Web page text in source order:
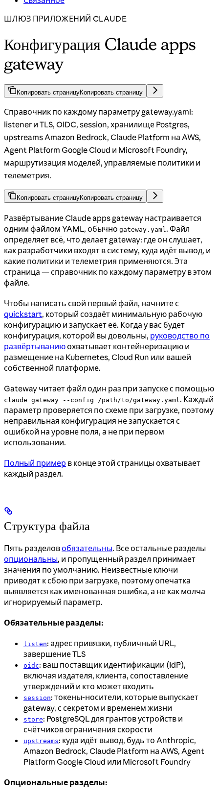
ШЛЮЗ ПРИЛОЖЕНИЙ CLAUDE
Конфигурация Claude apps
gateway
Копировать страницуКопировать страницу
Справочник по каждому параметру gateway.yaml:
listener и TLS, OIDC, session, хранилище Postgres,
upstreams Amazon Bedrock, Claude Platform на AWS,
Agent Platform Google Cloud и Microsoft Foundry,
маршрутизация моделей, управляемые политики и
телеметрия.
Копировать страницуКопировать страницу
Развёртывание Claude apps gateway настраивается
одним файлом YAML, обычно gateway.yaml . Файл
определяет всё, что делает gateway: где он слушает,
как разработчики входят в систему, куда идёт вывод, и
какие политики и телеметрия применяются. Эта
страница — справочник по каждому параметру в этом
файле.
Чтобы написать свой первый файл, начните с
quickstart, который создаёт минимальную рабочую
конфигурацию и запускает её. Когда у вас будет
конфигурация, которой вы довольны, руководство по
развёртываниюохватывает контейнеризацию и
размещение на Kubernetes, Cloud Run или вашей
собственной платформе.
Gateway читает файл один раз при запуске с помощью
claude gateway --config /path/to/gateway.yaml . Каждый
параметр проверяется по схеме при загрузке, поэтому
неправильная конфигурация не запускается с
ошибкой на уровне поля, а не при первом
использовании.
Полный пример в конце этой страницы охватывает
каждый раздел.
Структура файла
Пять разделовобязательны. Все остальные разделы
опциональны, и пропущенный раздел принимает
значения по умолчанию. Неизвестные ключи
приводят к сбою при загрузке, поэтому опечатка
выявляется как именованная ошибка, а не как молча
игнорируемый параметр.
Обязательные разделы:
listen: адрес привязки, публичный URL,
завершение TLS
oidc: ваш поставщик идентификации (IdP),
включая издателя, клиента, сопоставление
утверждений и кто может входить
session: токены-носители, которые выпускает
gateway, с секретом и временем жизни
store: PostgreSQL для грантов устройств и
счётчиков ограничения скорости
upstreams: куда идёт вывод, будь то Anthropic,
Amazon Bedrock, Claude Platform на AWS, Agent
Platform Google Cloud или Microsoft Foundry
Опциональные разделы: